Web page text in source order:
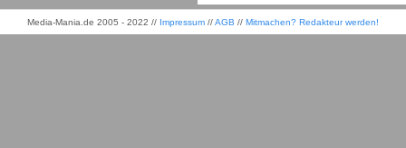
Media-Mania.de 2005 - 2022 // Impressum //AGB // Mitmachen? Redakteur werden!